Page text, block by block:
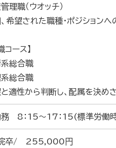
理職（ウオッチ）
希望された職種・ポジションへ
コース】
総合職
総合職
適性から判断し、配属を決め
務 8：15～17：15(標準労働
院卒/ 255,000円